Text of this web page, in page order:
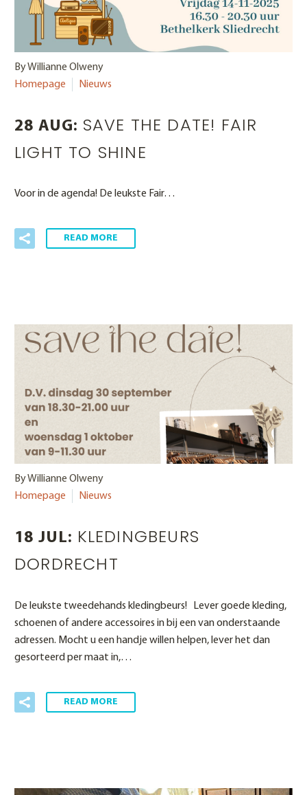
By Willianne Olweny
Homepage
Nieuws
28 AUG: SAVE THE DATE! FAIR
LIGHT TO SHINE
Voor in de agenda! De leukste Fair…
READ MORE
By Willianne Olweny
Homepage
Nieuws
18 JUL: KLEDINGBEURS
DORDRECHT
De leukste tweedehands kledingbeurs! Lever goede kleding,
schoenen of andere accessoires in bij een van onderstaande
adressen. Mocht u een handje willen helpen, lever het dan
gesorteerd per maat in,…
READ MORE